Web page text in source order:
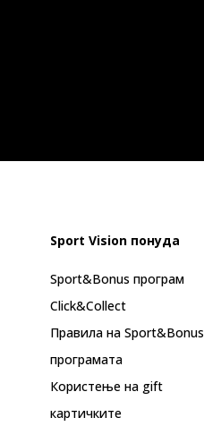
Sport Vision понуда
Sport&Bonus програм
Click&Collect
Правила на Sport&Bonus
програмата
Користење на gift
картичките